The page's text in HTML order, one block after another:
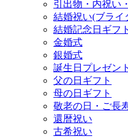
引出物・内祝い
結婚祝い(ブライ
結婚記念日ギフト
金婚式
銀婚式
誕生日プレゼント
父の日ギフト
母の日ギフト
敬老の日・ご長
還暦祝い
古希祝い